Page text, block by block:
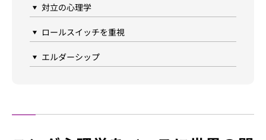
対立の心理学
ロールスイッチを重視
エルダーシップ